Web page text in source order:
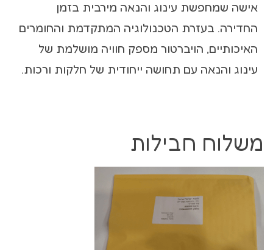
אישה שמחפשת עינוג והנאה מירבית בזמן
החדירה. בעזרת הטכנולוגיה המתקדמת והחומרים
האיכותיים, הויברטור מספק חוויה מושלמת של
עינוג והנאה עם תחושה ייחודית של חלקות ורכות.
משלוח חבילות